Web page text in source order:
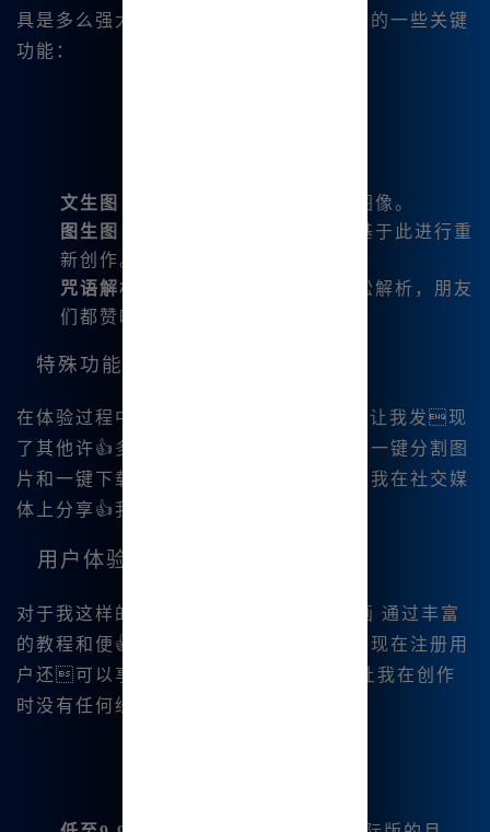
具是多么强大！以下是我使用过程中总结的一些关键
功能：
文生图
：可以输入文字生成精美的图像。
图生图
：你可以上传图片，系统会基于此进行重
新创作。
咒语解析
：即使是复杂命令也能轻松解析，朋友
们都赞叹不已。
特殊功能展示
在体验过程中，
还让我发现
了其他许👍多隐藏的亮点。例如，我常用一键分割图
片和一键下载保存四张四宫格图片，这让我在社交媒
体上分享👍我的创作变得快捷简单。
用户体验和经济性
对于我这样的新手，
Midjourney中文绘画 通过丰富
的教程和便👍捷的操作使得我轻松上手。现在注册用
户还可以享受
的福利，让我在创作
时没有任何经济负担。